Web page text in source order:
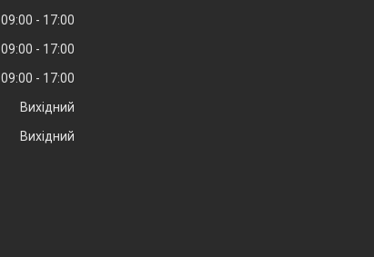
09:00
17:00
09:00
17:00
09:00
17:00
Вихідний
Вихідний